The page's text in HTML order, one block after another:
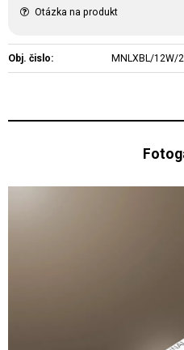
Otázka na produkt
Obj. čislo: MNLXBL/12W/